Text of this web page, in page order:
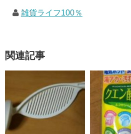
雑貨ライフ100％
関連記事